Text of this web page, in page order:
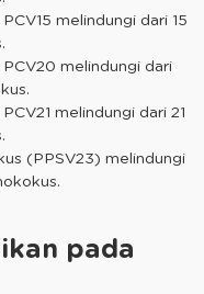
melindungi dari 15
melindungi dari
melindungi dari 21
(PPSV23) melindungi
pada